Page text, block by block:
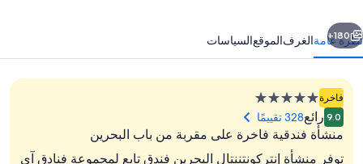
آي
إيتش
جي
التالي
180+
نظرة عامةالغرفالموقعالسياسات
فاخرةمنشأة
فندقية
مصنفة
9.0 رائع328 تقييمًا
منشأة فندقية فاخرة على مقربة من باب البحرين
توفر منشأة إنتركونتننتال البحرين فندق تابع لمجموعة فنادق آي